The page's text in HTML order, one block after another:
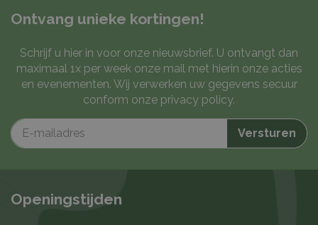
Ontvang unieke kortingen!
Schrijf u hier in voor onze nieuwsbrief. U ontvangt dan
maximaal 1x per week onze mail met hierin onze acties
en evenementen. Wij verwerken uw gegevens secuur
conform onze privacy policy.
Openingstijden